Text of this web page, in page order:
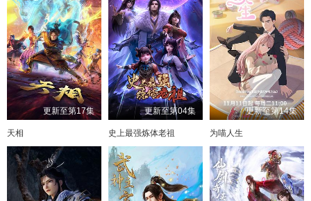
更新至第17集
天相
更新至第04集
史上最强炼体老祖
更新至第14集
为喵人生